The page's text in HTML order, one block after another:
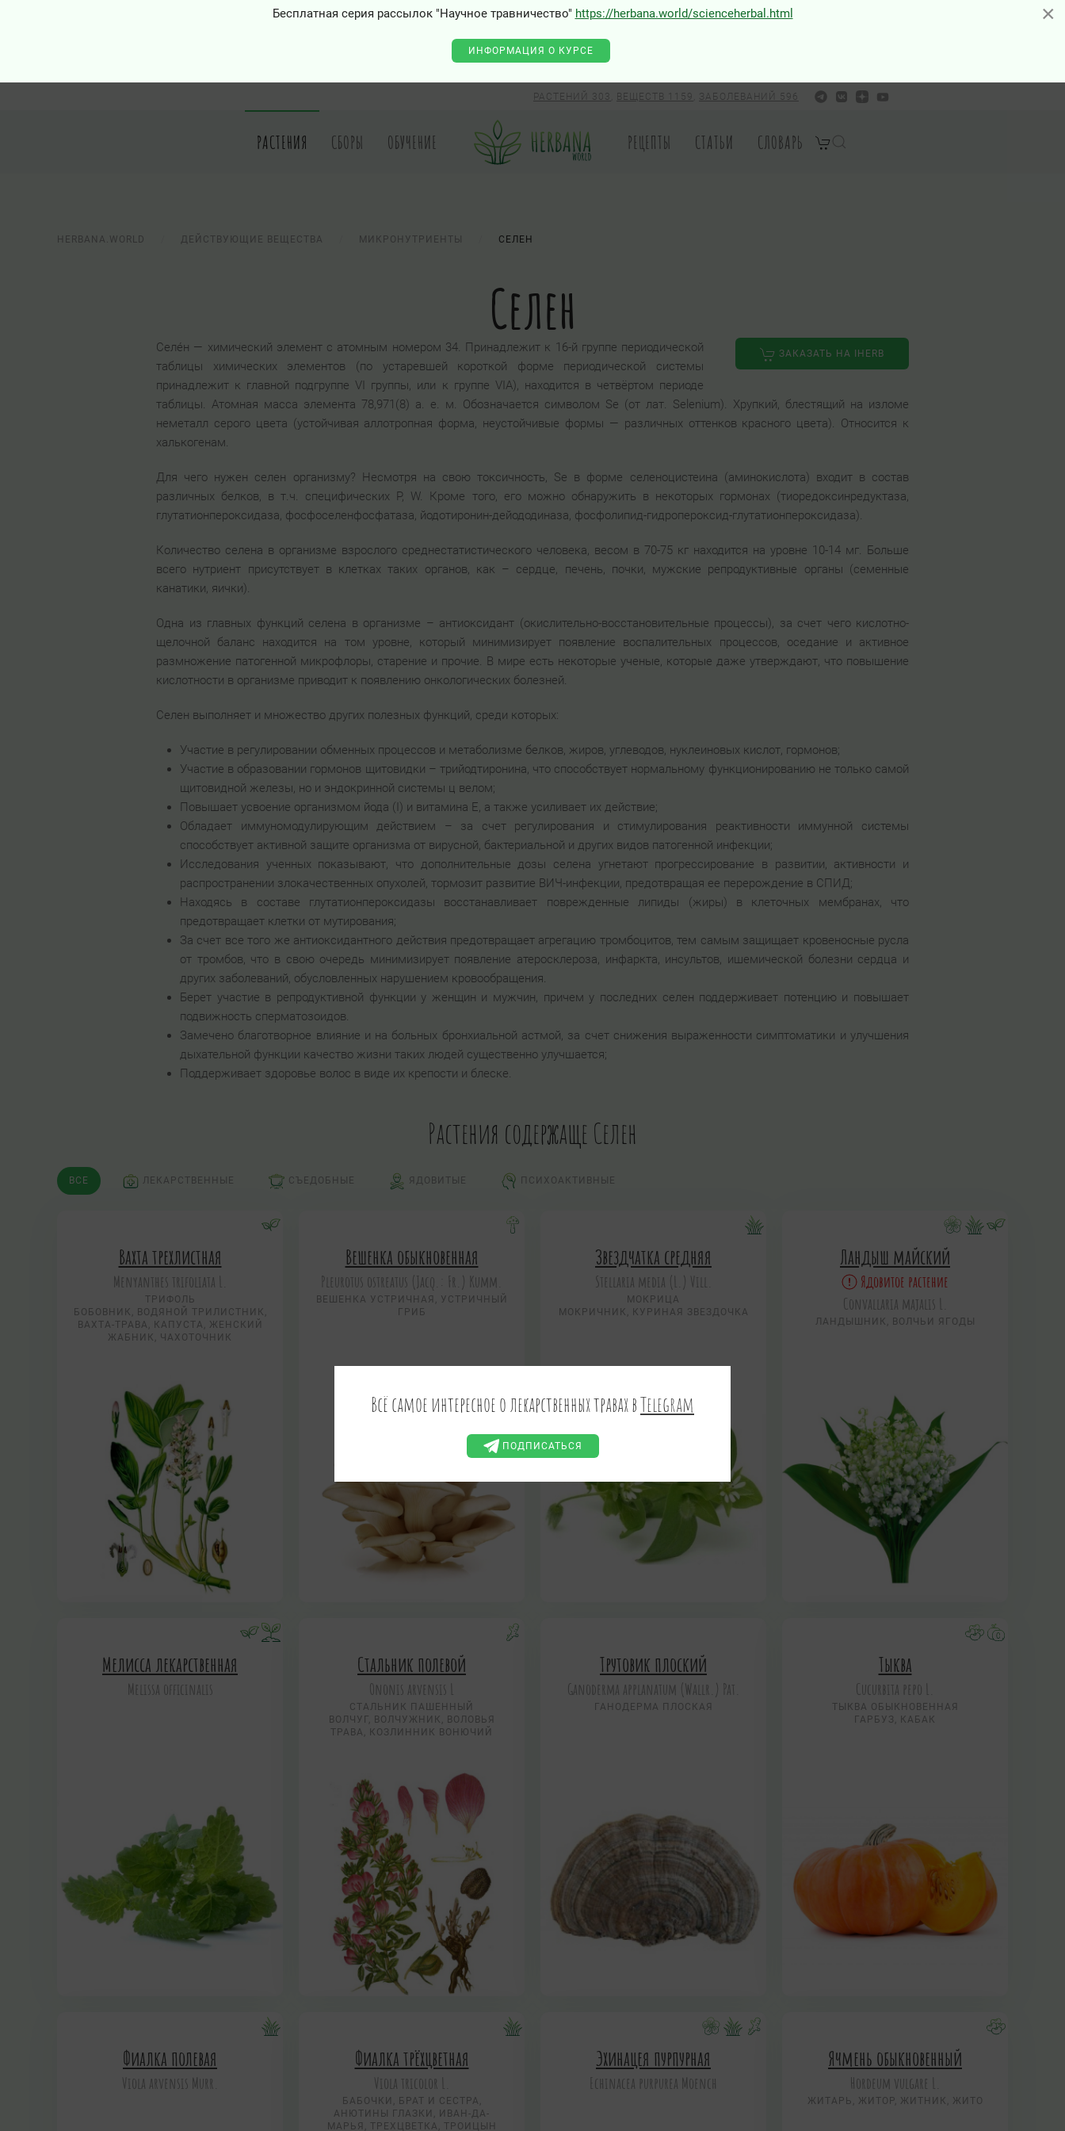
×
Бесплатная серия рассылок "Научное травничество" https://herbana.world/scienceherbal.html
ИНФОРМАЦИЯ О КУРСЕ
РАСТЕНИЙ 303 ВЕЩЕСТВ 1159 ЗАБОЛЕВАНИЙ 596
РАСТЕНИЯ СБОРЫ ОБУЧЕНИЕ РЕЦЕПТЫ СТАТЬИ СЛОВАРЬ
HERBANA.WORLD ДЕЙСТВУЮЩИЕ ВЕЩЕСТВА МИКРОНУТРИЕНТЫ СЕЛЕН
Селен
ЗАКАЗАТЬ НА IHERB
Селе́н — химический элемент с атомным номером 34. Принадлежит к 16-й группе периодической
таблицы химических элементов (по устаревшей короткой форме периодической системы
принадлежит к главной подгруппе VI группы, или к группе VIA), находится в четвёртом периоде
таблицы. Атомная масса элемента 78,971(8) а. е. м. Обозначается символом Se (от лат. Selenium). Хрупкий, блестящий на изломе
неметалл серого цвета (устойчивая аллотропная форма, неустойчивые формы — различных оттенков красного цвета). Относится к
халькогенам.
Для чего нужен селен организму? Несмотря на свою токсичность, Se в форме селеноцистеина (аминокислота) входит в состав
различных белков, в т.ч. специфических P, W. Кроме того, его можно обнаружить в некоторых гормонах (тиоредоксинредуктаза,
глутатионпероксидаза, фосфоселенфосфатаза, йодотиронин-дейододиназа, фосфолипид-гидропероксид-глутатионпероксидаза).
Количество селена в организме взрослого среднестатистического человека, весом в 70-75 кг находится на уровне 10-14 мг. Больше
всего нутриент присутствует в клетках таких органов, как – сердце, печень, почки, мужские репродуктивные органы (семенные
канатики, яички).
Одна из главных функций селена в организме – антиоксидант (окислительно-восстановительные процессы), за счет чего кислотно-
щелочной баланс находится на том уровне, который минимизирует появление воспалительных процессов, оседание и активное
размножение патогенной микрофлоры, старение и прочие. В мире есть некоторые ученые, которые даже утверждают, что повышение
кислотности в организме приводит к появлению онкологических болезней.
Селен выполняет и множество других полезных функций, среди которых:
Участие в регулировании обменных процессов и метаболизме белков, жиров, углеводов, нуклеиновых кислот, гормонов;
Участие в образовании гормонов щитовидки – трийодтиронина, что способствует нормальному функционированию не только самой
щитовидной железы, но и эндокринной системы ц велом;
Повышает усвоение организмом йода (I) и витамина Е, а также усиливает их действие;
Обладает иммуномодулирующим действием – за счет регулирования и стимулирования реактивности иммунной системы
способствует активной защите организма от вирусной, бактериальной и других видов патогенной инфекции;
Исследования ученных показывают, что дополнительные дозы селена угнетают прогрессирование в развитии, активности и
распространении злокачественных опухолей, тормозит развитие ВИЧ-инфекции, предотвращая ее перерождение в СПИД;
Находясь в составе глутатионпероксидазы восстанавливает поврежденные липиды (жиры) в клеточных мембранах, что
предотвращает клетки от мутирования;
За счет все того же антиоксидантного действия предотвращает агрегацию тромбоцитов, тем самым защищает кровеносные русла
от тромбов, что в свою очередь минимизирует появление атеросклероза, инфаркта, инсультов, ишемической болезни сердца и
других заболеваний, обусловленных нарушением кровообращения.
Берет участие в репродуктивной функции у женщин и мужчин, причем у последних селен поддерживает потенцию и повышает
подвижность сперматозоидов.
Замечено благотворное влияние и на больных бронхиальной астмой, за счет снижения выраженности симптоматики и улучшения
дыхательной функции качество жизни таких людей существенно улучшается;
Поддерживает здоровье волос в виде их крепости и блеске.
Растения содержаще Селен
ВСЕ ЛЕКАРСТВЕННЫЕ СЪЕДОБНЫЕ ЯДОВИТЫЕ ПСИХОАКТИВНЫЕ
Вахта трехлистная
Menyanthes trifoliata L.
ТРИФОЛЬ
БОБОВНИК, ВОДЯНОЙ ТРИЛИСТНИК,
ВАХТА-ТРАВА, КАПУСТА, ЖЕНСКИЙ
ЖАБНИК, ЧАХОТОЧНИК
Вешенка обыкновенная
Pleurotus ostreatus (Jacq.: Fr.) Kumm.
ВЕШЕНКА УСТРИЧНАЯ, УСТРИЧНЫЙ
ГРИБ
Звездчатка средняя
Stellaria media (L.) Vill.
МОКРИЦА
МОКРИЧНИК, КУРИНАЯ ЗВЕЗДОЧКА
Ландыш майский
Ядовитое растение
Convallaria majalis L.
ЛАНДЫШНИК, ВОЛЧЬИ ЯГОДЫ
Мелисса лекарственная
Melissa officinalis
Стальник полевой
Ononis arvensis L
СТАЛЬНИК ПАШЕННЫЙ
ВОЛЧУГ, ВОЛЧУЖНИК, ВОЛОВЬЯ
ТРАВА, КОЗЛИННИК ВОНЮЧИЙ
Трутовик плоский
Ganoderma applanatum (Wallr.) Pat.
ГАНОДЕРМА ПЛОСКАЯ
Тыква
Cucurbita pepo L.
ТЫКВА ОБЫКНОВЕННАЯ
ГАРБУЗ, КАБАК
Фиалка полевая
Viola arvensis Murr.
Фиалка трёхцветная
Viola tricolor L.
БАБОЧКИ, БРАТ И СЕСТРА,
АНЮТИНЫ ГЛАЗКИ, ИВАН-ДА-
МАРЬЯ, ТРЕХЦВЕТКА, ТРОИЦЫН
Эхинацея пурпурная
Echinacea purpurea Moench
Ячмень обыкновенный
Hordeum vulgare L.
ЖИТАРЬ, ЖИТОР, ЖИТНИК, ЖИТО
×
Всё самое интересное о лекарственных травах вTelegram
ПОДПИСАТЬСЯ